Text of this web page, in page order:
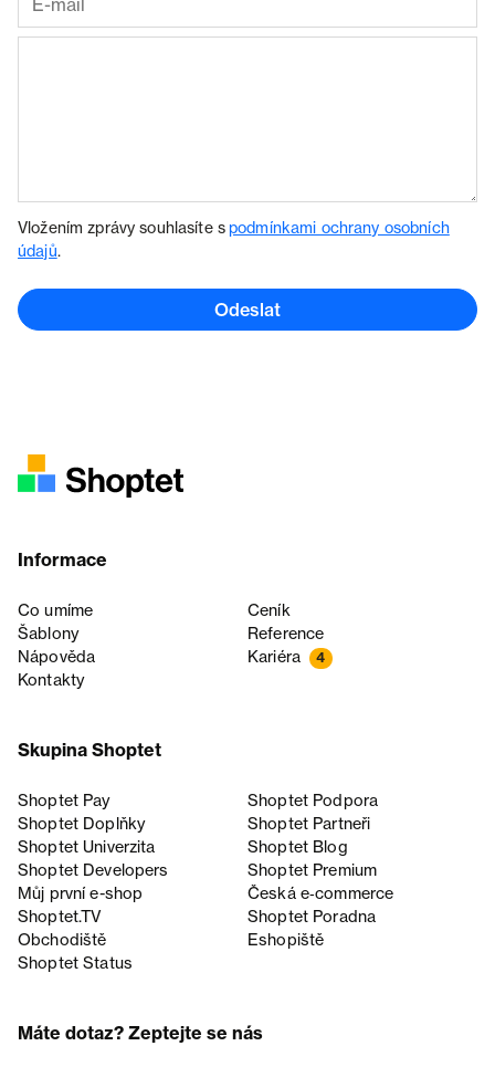
Vložením zprávy souhlasíte spodmínkami ochrany osobních
údajů.
Odeslat
Informace
Co umíme
Ceník
Šablony
Reference
Nápověda
Kariéra 4
Kontakty
Skupina Shoptet
Shoptet Pay
Shoptet Podpora
Shoptet Doplňky
Shoptet Partneři
Shoptet Univerzita
Shoptet Blog
Shoptet Developers
Shoptet Premium
Můj první e-shop
Česká e‑commerce
Shoptet.TV
Shoptet Poradna
Obchodiště
Eshopiště
Shoptet Status
Máte dotaz? Zeptejte se nás